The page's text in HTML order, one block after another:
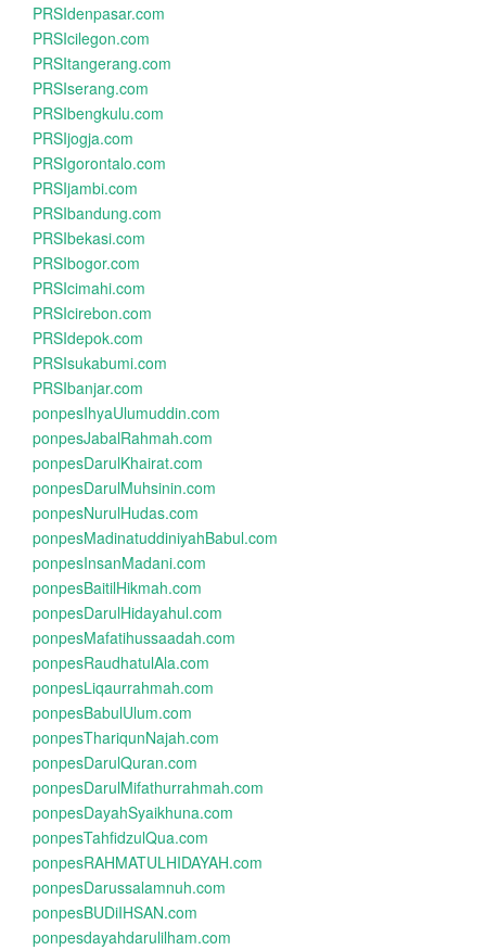
PRSIdenpasar.com
PRSIcilegon.com
PRSItangerang.com
PRSIserang.com
PRSIbengkulu.com
PRSIjogja.com
PRSIgorontalo.com
PRSIjambi.com
PRSIbandung.com
PRSIbekasi.com
PRSIbogor.com
PRSIcimahi.com
PRSIcirebon.com
PRSIdepok.com
PRSIsukabumi.com
PRSIbanjar.com
ponpesIhyaUlumuddin.com
ponpesJabalRahmah.com
ponpesDarulKhairat.com
ponpesDarulMuhsinin.com
ponpesNurulHudas.com
ponpesMadinatuddiniyahBabul.com
ponpesInsanMadani.com
ponpesBaitilHikmah.com
ponpesDarulHidayahul.com
ponpesMafatihussaadah.com
ponpesRaudhatulAla.com
ponpesLiqaurrahmah.com
ponpesBabulUlum.com
ponpesThariqunNajah.com
ponpesDarulQuran.com
ponpesDarulMifathurrahmah.com
ponpesDayahSyaikhuna.com
ponpesTahfidzulQua.com
ponpesRAHMATULHIDAYAH.com
ponpesDarussalamnuh.com
ponpesBUDiIHSAN.com
ponpesdayahdarulilham.com